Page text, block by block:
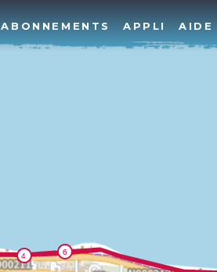
ABONNEMENTS APPLI AIDE